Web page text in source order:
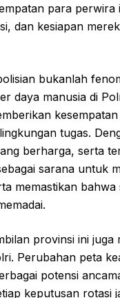
para
dan kesiapan
bukanlah
daya manusia di
tugas.
berharga, serta
sarana untuk
memastikan
provinsi ini
Perubahan peta
potensi
keputusan rotasi